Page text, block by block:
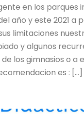
en los parques
año y este 2021 a
limitaciones
y algunos
los gimnasios o a
es : […]